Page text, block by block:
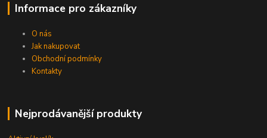
Informace pro zákazníky
O nás
Jak nakupovat
Obchodní podmínky
Kontakty
Nejprodávanější produkty